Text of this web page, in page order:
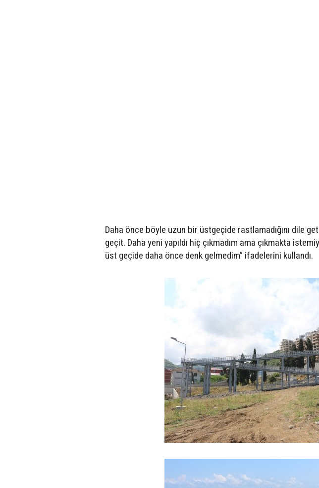
Daha önce böyle uzun bir üstgeçide rastlamadığını dile
geçit. Daha yeni yapıldı hiç çıkmadım ama çıkmakta
üst geçide daha önce denk gelmedim” ifadelerini kullandı.